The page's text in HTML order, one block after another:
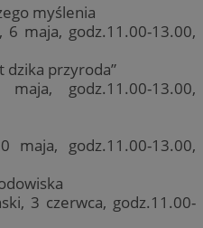
myślenia
6 maja, godz.11.00-13.00,
dzika przyroda”
godz.11.00-13.00,
maja, godz.11.00-13.00,
3 czerwca, godz.11.00-